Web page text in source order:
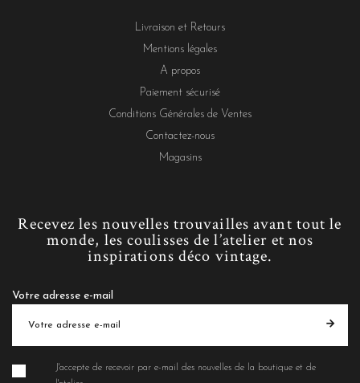
Livraison et Retours
Mentions légales
A propos
Paiement sécurisé
Conditions Générales de Ventes
Contactez-nous
Magasins
Recevez les nouvelles trouvailles avant tout le
monde, les coulisses de l’atelier et nos
inspirations déco vintage.
Votre adresse e-mail
J'accepte de recevoir par e-mail des nouvelles de la boutique et de